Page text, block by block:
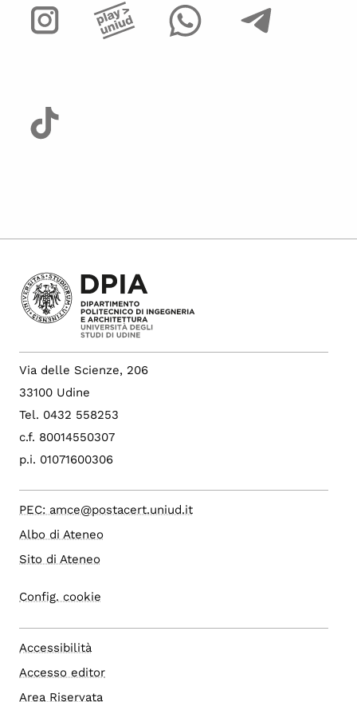
Via delle Scienze, 206
33100 Udine
Tel. 0432 558253
c.f. 80014550307
p.i. 01071600306
PEC: amce@postacert.uniud.it
Albo di Ateneo
Sito di Ateneo
Config. cookie
Accessibilità
Accesso editor
Area Riservata